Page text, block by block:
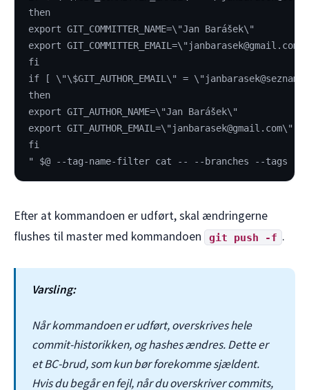
then
export GIT_COMMITTER_NAME=\"Jan Barášek\"
export GIT_COMMITTER_EMAIL=\"janbarasek@gmail.com\"
fi
if [ \"\$GIT_AUTHOR_EMAIL\" =
then
export GIT_AUTHOR_NAME=\"Jan Barášek\"
export GIT_AUTHOR_EMAIL=\"janbarasek@gmail.com\"
fi
" $@ --tag-name-filter cat -- --branches --tags
Efter at kommandoen er udført, skal ændringerne
flushes til master med kommandoen
git push -f .
Varsling:
Når kommandoen er udført, overskrives hele
commit-historikken, og hashes ændres. Dette er
et BC-brud, som kun bør forekomme sjældent.
Hvis du begår en fejl, når du overskriver commits,